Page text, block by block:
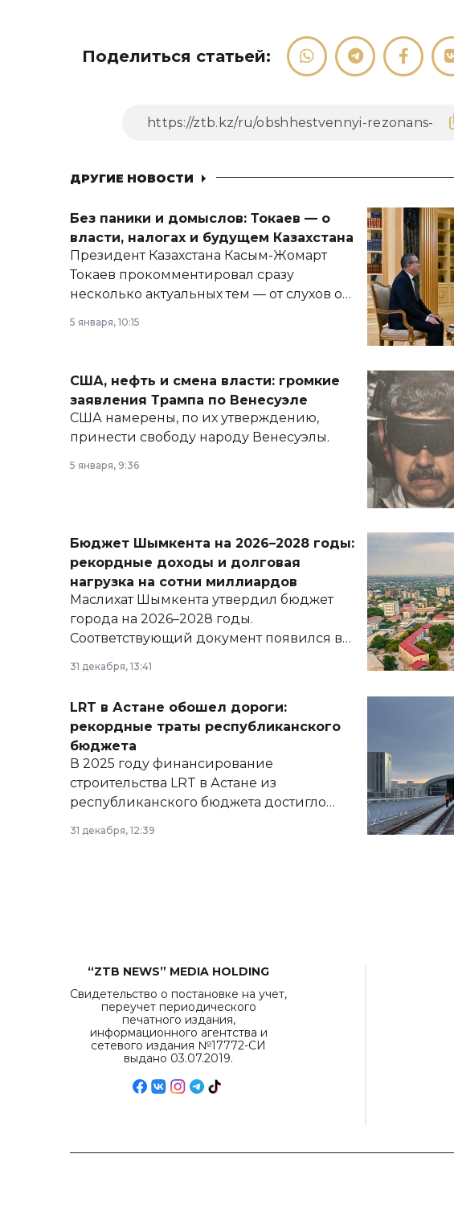
Поделиться статьей:
ДРУГИЕ НОВОСТИ
Без паники и домыслов: Токаев — о
власти, налогах и будущем Казахстана
Президент Казахстана Касым-Жомарт
Токаев прокомментировал сразу
несколько актуальных тем — от слухов о
армии, экономики и личного здоровья.
5 января, 10:15
США, нефть и смена власти: громкие
заявления Трампа по Венесуэле
США намерены, по их утверждению,
принести свободу народу Венесуэлы.
5 января, 9:36
Бюджет Шымкента на 2026–2028 годы:
рекордные доходы и долговая
нагрузка на сотни миллиардов
Маслихат Шымкента утвердил бюджет
города на 2026–2028 годы.
Соответствующий документ появился в
базе нормативных правовых актов и на
сайте маслихат города.
31 декабря, 13:41
LRT в Астане обошел дороги:
рекордные траты республиканского
бюджета
В 2025 году финансирование
строительства LRT в Астане из
республиканского бюджета достигло
рекордных объемов.
31 декабря, 12:39
“ZTB NEWS” MEDIA HOLDING
Свидетельство о постановке на учет,
переучет периодического
печатного издания,
информационного агентства и
сетевого издания №17772-СИ
выдано 03.07.2019.